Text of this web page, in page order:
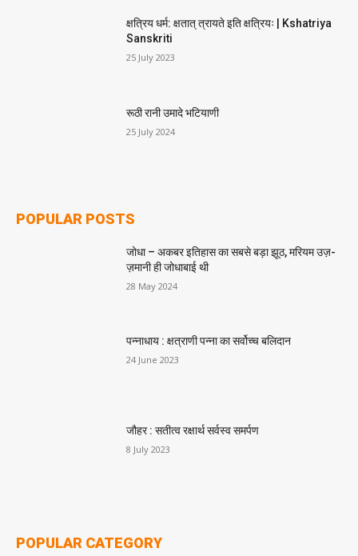
क्षत्रिय धर्म: क्षतात् त्रायते इति क्षत्रियः | Kshatriya
Sanskriti
25 July 2023
रूठी रानी उमादे भटियाणी
25 July 2024
POPULAR POSTS
जोधा – अकबर इतिहास का सबसे बड़ा झूठ, मरियम उज़-
ज़मानी ही जोधाबाई थी
28 May 2024
पन्नाधाय : क्षत्राणी पन्ना का सर्वोच्च बलिदान
24 June 2023
जौहर : सतीत्व रक्षार्थ सर्वस्व समर्पण
8 July 2023
POPULAR CATEGORY